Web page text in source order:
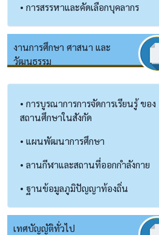
• การสรรหาและคัดเลือกบุคลากร
งานการศึกษา ศาสนา และ
วัฒนธรรม
• การบูรณาการการจัดการเรียนรู้ ของ
สถานศึกษาในสังกัด
• แผนพัฒนาการศึกษา
• ลานกีฬาและสถานที่ออกกำลังกาย
• ฐานข้อมูลภูมิปัญญาท้องถิ่น
เทศบัญญัติทั่วไป